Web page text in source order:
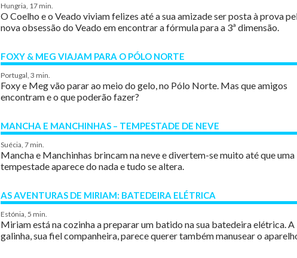
Hungria, 17 min.
O Coelho e o Veado viviam felizes até a sua amizade ser posta à prova
nova obsessão do Veado em encontrar a fórmula para a 3ª dimensão.
FOXY & MEG VIAJAM PARA O PÓLO NORTE
Portugal, 3 min.
Foxy e Meg vão parar ao meio do gelo, no Pólo Norte. Mas que amigos
encontram e o que poderão fazer?
MANCHA E MANCHINHAS – TEMPESTADE DE NEVE
Suécia, 7 min.
Mancha e Manchinhas brincam na neve e divertem-se muito até que uma
tempestade aparece do nada e tudo se altera.
AS AVENTURAS DE MIRIAM: BATEDEIRA ELÉTRICA
Estónia, 5 min.
Miriam está na cozinha a preparar um batido na sua batedeira elétrica. A
galinha, sua fiel companheira, parece querer também manusear o